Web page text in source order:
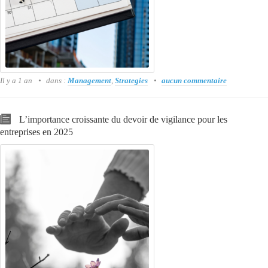
Il y a 1 an dans : Management, Strategies aucun commentaire
L’importance croissante du devoir de vigilance pour les
entreprises en 2025